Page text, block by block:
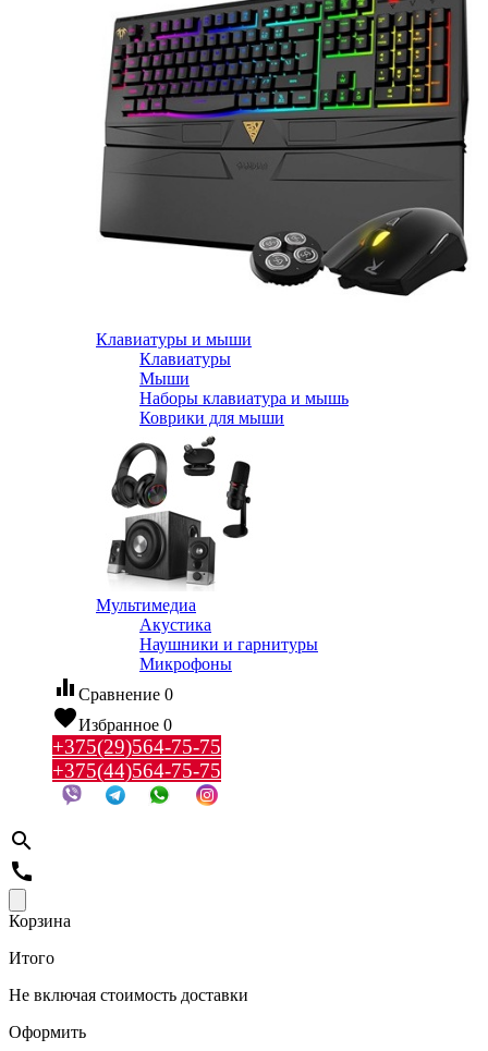
Клавиатуры и мыши
Клавиатуры
Мыши
Наборы клавиатура и мышь
Коврики для мыши
Мультимедиа
Акустика
Наушники и гарнитуры
Микрофоны
equalizer Сравнение 0
favoriteИзбранное 0
+375(29)564-75-75
+375(44)564-75-75
search
call
Корзина
Итого
Не включая стоимость доставки
Оформить